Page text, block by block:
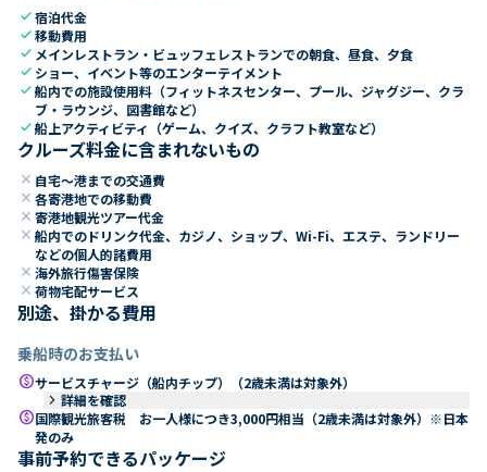
check宿泊代金
check移動費用
check メインレストラン・ビュッフェレストランでの朝食、昼食、夕食
check ショー、イベント等のエンターテイメント
check船内での施設使用料（フィットネスセンター、プール、ジャグジー、クラ
ブ・ラウンジ、図書館など）
check船上アクティビティ（ゲーム、クイズ、クラフト教室など）
クルーズ料金に含まれないもの
close 自宅～港までの交通費
close 各寄港地での移動費
close 寄港地観光ツアー代金
close 船内でのドリンク代金、カジノ、ショップ、Wi-Fi、エステ、ランドリー
などの個人的諸費用
close 海外旅行傷害保険
close 荷物宅配サービス
別途、掛かる費用
乗船時のお支払い
paidサービスチャージ（船内チップ）（2歳未満は対象外）
keyboard_arrow_right 詳細を確認
paid国際観光旅客税 お一人様につき3,000円相当（2歳未満は対象外）※日本
発のみ
事前予約できるパッケージ